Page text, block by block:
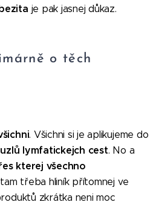
je pak jasnej důkaz.
o těch
. Všichni si je aplikujeme do
lymfatickejch cest. No a
kterej všechno
třeba hliník přítomnej ve
zkrátka neni moc